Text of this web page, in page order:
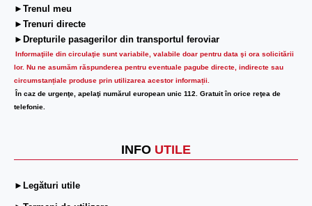
►Trenul meu
►Trenuri directe
►Drepturile pasagerilor din transportul feroviar
Informaţiile din circulaţie sunt variabile, valabile doar pentru data şi ora solicitării
lor. Nu ne asumăm răspunderea pentru eventuale pagube directe, indirecte sau
circumstanțiale produse prin utilizarea acestor informații.
În caz de urgenţe, apelaţi numărul european unic 112. Gratuit în orice reţea de
telefonie.
INFO UTILE
►Legături utile